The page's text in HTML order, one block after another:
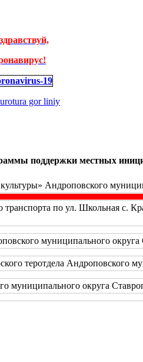
поддержки местных
Андроповского
по ул. Школьная с.
муниципального округа
теротдела Андроповского
муниципального округа